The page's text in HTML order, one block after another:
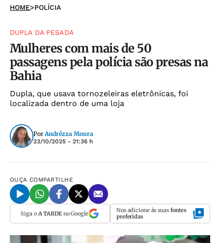
HOME>POLÍCIA
DUPLA DA PESADA
Mulheres com mais de 50
passagens pela polícia são presas na
Bahia
Dupla, que usava tornozeleiras eletrônicas, foi
localizada dentro de uma loja
Por Andrêzza Moura
23/10/2025 - 21:36 h
OUÇA COMPARTILHE
Siga o A TARDEno Google Nos adicione às suas fontes
preferidas